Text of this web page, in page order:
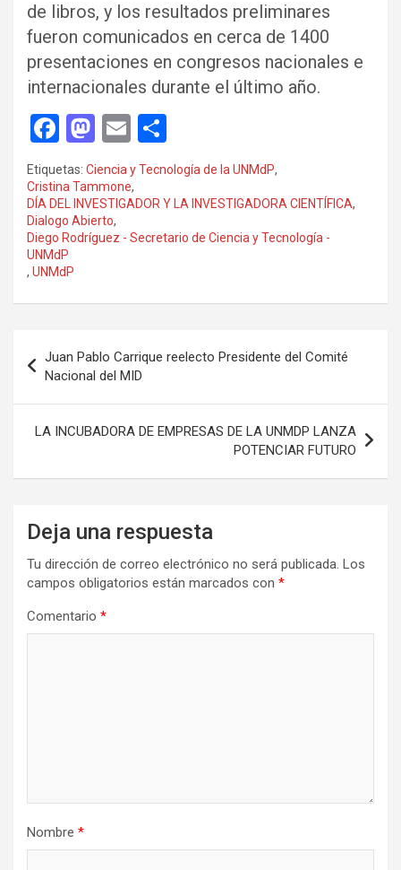
de libros, y los resultados preliminares
fueron comunicados en cerca de 1400
presentaciones en congresos nacionales e
internacionales durante el último año.
F
a
ce
b
o
o
k
M
a
st
o
d
n
E
m
ail
o
m
p
ar
Etiquetas: Ciencia y Tecnología de la UNMdP,
Cristina Tammone,
DÍA DEL INVESTIGADOR Y LA INVESTIGADORA CIENTÍFICA,
Dialogo Abierto,
Diego Rodríguez - Secretario de Ciencia y Tecnología -
UNMdP
, UNMdP
de
entradas
Juan Pablo Carrique reelecto Presidente del Comité
Nacional del MID
LA INCUBADORA DE EMPRESAS DE LA UNMDP LANZA
POTENCIAR FUTURO
Deja una respuesta
Tu dirección de correo electrónico no será publicada. Los
campos obligatorios están marcados con *
Comentario *
Nombre *